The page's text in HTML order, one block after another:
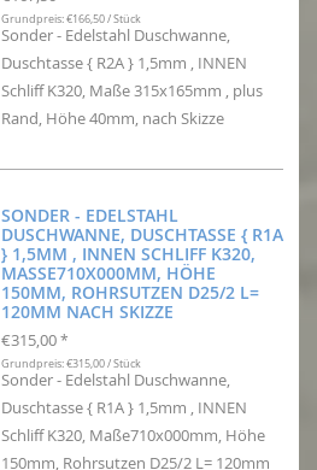
Grundpreis: €166,50 / Stück
Sonder - Edelstahl Duschwanne,
Duschtasse { R2A } 1,5mm , INNEN
Schliff K320, Maße 315x165mm , plus
Rand, Höhe 40mm, nach Skizze
SONDER - EDELSTAHL
DUSCHWANNE, DUSCHTASSE { R1A
} 1,5MM , INNEN SCHLIFF K320,
MASSE710X000MM, HÖHE 1
50MM, ROHRSUTZEN D25/2 L= 1
20MM NACH SKIZZE
€315,00 *
Grundpreis: €315,00 / Stück
Sonder - Edelstahl Duschwanne,
Duschtasse { R1A } 1,5mm , INNEN
Schliff K320, Maße710x000mm, Höhe
150mm, Rohrsutzen D25/2 L= 120mm